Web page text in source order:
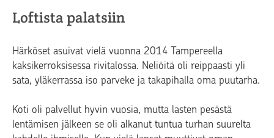
Loftista palatsiin
Härköset asuivat vielä vuonna 2014 Tampereella
kaksikerroksisessa rivitalossa. Neliöitä oli reippaasti yli
sata, yläkerrassa iso parveke ja takapihalla oma puutarha.
Koti oli palvellut hyvin vuosia, mutta lasten pesästä
lentämisen jälkeen se oli alkanut tuntua turhan suurelta